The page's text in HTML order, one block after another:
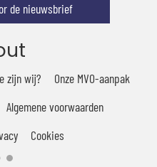
de nieuwsbrief
zijn wij?
Onze MVO-aanpak
Algemene voorwaarden
Cookies